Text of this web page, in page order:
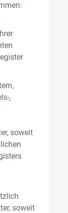
,
soweit
soweit